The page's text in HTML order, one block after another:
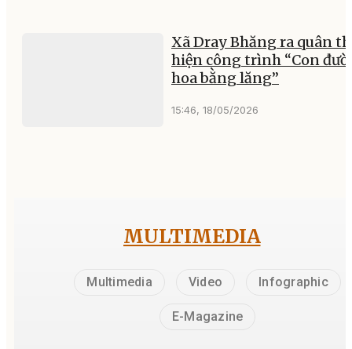
Xã Dray Bhăng ra quân
hiện công trình “Con
hoa bằng lăng”
15:46, 18/05/2026
MULTIMEDIA
Multimedia Video Infographic
E-Magazine